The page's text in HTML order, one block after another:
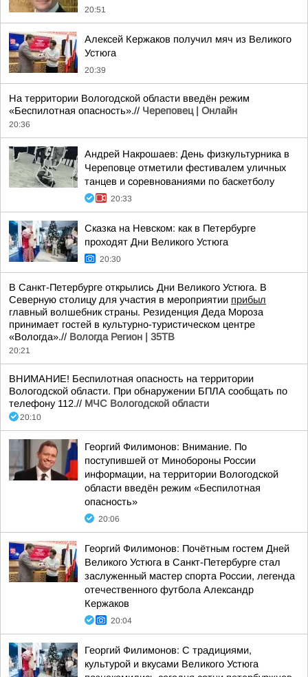
20:51
Алексей Кержаков получил мяч из Великого
Устюга
20:39
На территории Вологодской области введён режим
«Беспилотная опасность».// Череповец | Онлайн
20:36
Андрей Накрошаев: День физкультурника в
Череповце отметили фестивалем уличных
танцев и соревнованиями по баскетболу
20:33
Сказка на Невском: как в Петербурге
проходят Дни Великого Устюга
20:30
В Санкт-Петербурге открылись Дни Великого Устюга. В
Северную столицу для участия в мероприятии прибыл
главный волшебник страны. Резиденция Деда Мороза
принимает гостей в культурно-туристическом центре
«Вологда».// Вологда Регион | 35ТВ
20:21
ВНИМАНИЕ! Беспилотная опасность на территории
Вологодской области. При обнаружении БПЛА сообщать по
телефону 112.// МЧС Вологодской области
20:10
Георгий Филимонов: Внимание. По
поступившей от Минобороны России
информации, на территории Вологодской
области введён режим «Беспилотная
опасность»
20:06
Георгий Филимонов: Почётным гостем Дней
Великого Устюга в Санкт-Петербурге стал
заслуженный мастер спорта России, легенда
отечественного футбола Александр
Кержаков
20:04
Георгий Филимонов: С традициями,
культурой и вкусами Великого Устюга